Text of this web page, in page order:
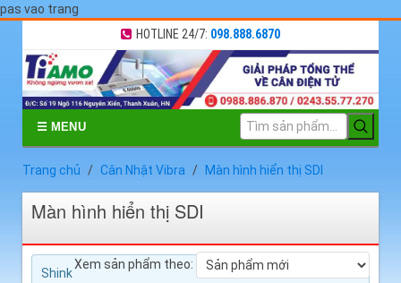
pas vao trang
HOTLINE 24/7: 098.888.6870
☰ MENU
Trang chủ Cân Nhật Vibra Màn hình hiển thị SDI
Màn hình hiển thị SDI
Xem sản phẩm theo:
Shink